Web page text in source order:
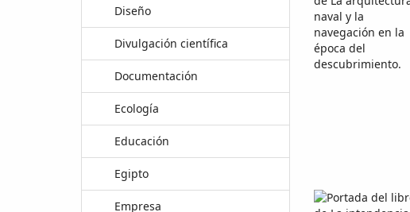
Diseño
Divulgación científica
Documentación
Ecología
Educación
Egipto
Empresa